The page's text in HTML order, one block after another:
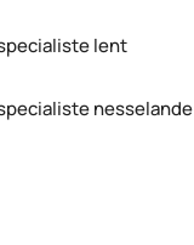
lent
nesselande